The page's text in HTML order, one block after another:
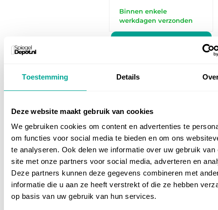
Toestemming Details
Deze website maakt gebruik van cookies
We gebruiken cookies om content en advertenties te
om functies voor social media te bieden en om ons
te analyseren. Ook delen we informatie over uw gebruik van
site met onze partners voor social media, adverteren en
Deze partners kunnen deze gegevens combineren met
informatie die u aan ze heeft verstrekt of die ze hebben
op basis van uw gebruik van hun services.
Binnen enkele
werkdagen verzonden
Stijlvolle badkamerspiegels
Met een mooie badkamerspiegel geef je je
badkamer meteen een upgrade. Het ontwerp
heeft veel invloed op de uitstraling van de
ruimte. Zo zijn ronde badkamerspiegels perfect
als je een zachte, moderne sfeer wilt creëren.
Een spiegel met een zwarte rand geeft juist een